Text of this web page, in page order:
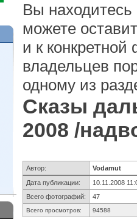
Вы
можете
и к
владельцев
одному из
Сказы
2008 /
Автор:
Vodamut
Дата публикации:
10.11.2008
Всего фотографий:
47
Всего просмотров: 94588